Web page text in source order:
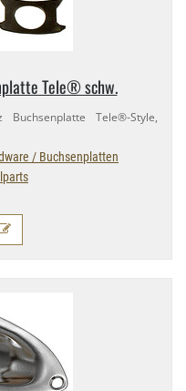
Tele® schw.
Buchsenplatte Tele®-​Style,
/ Buchsenplatten